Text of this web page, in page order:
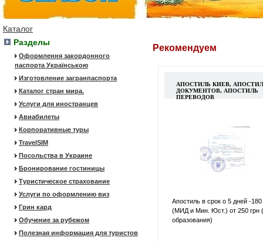
Каталог
Разделы
Оформлення закордонного
паспорта Українською
Изготовление загранпаспорта
Каталог стран мира.
Услуги для иностранцев
Авиабилеты
Корпоративные туры
TravelSIM
Посольства в Украине
Бронирование гостиницы
Туристическое страхование
Услуги по оформлению виз
Грин кард
Обучение за рубежом
Полезная информация для туристов
Рекомендуем
АПОСТИЛЬ КИЕВ,
ДОКУМЕНТОВ, АПОСТИЛЬ
ПЕРЕВОДОВ
Апостиль в срок о 5 дней -180
(МИД и Мин. Юст.) от 250 грн
образования)